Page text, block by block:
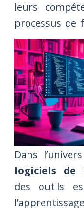
leurs
processus de
Dans
logiciels de
des outils